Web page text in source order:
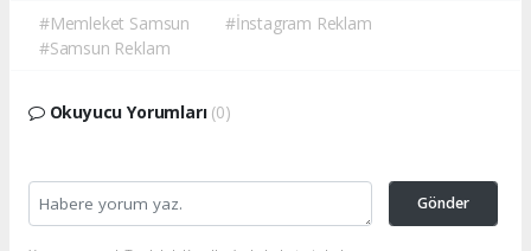
#Memleket Samsun
#İnstagram Reklam
#Samsun Reklam
Okuyucu Yorumları (0)
Gönder